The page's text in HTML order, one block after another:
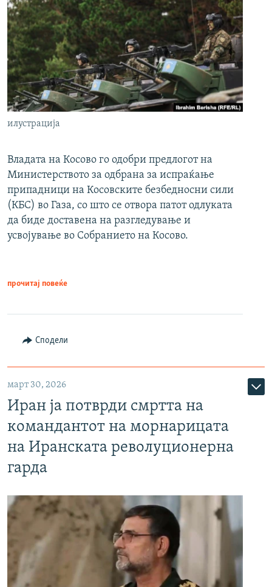
илустрација
Владата на Косово го одобри предлогот на
Министерството за одбрана за испраќање
припадници на Косовските безбедносни сили
(КБС) во Газа, со што се отвора патот одлуката
да биде доставена на разгледување и
усвојување во Собранието на Косово.
прочитај повеќе
Сподели
март 30, 2026
Иран ја потврди смртта на
командантот на морнарицата
на Иранската револуционерна
гарда